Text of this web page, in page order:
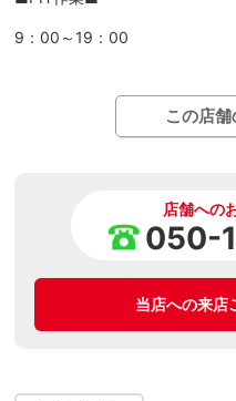
9：00～19：00
この店
店舗への
050-
当店への来店